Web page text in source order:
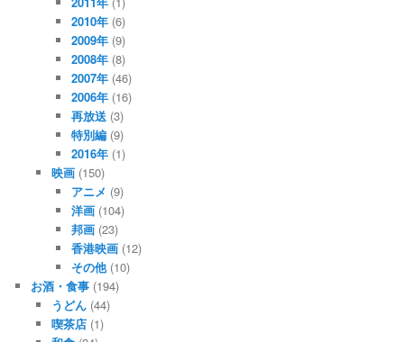
2010年 (6)
2009年 (9)
2008年 (8)
2007年 (46)
2006年 (16)
再放送 (3)
特別編 (9)
2016年 (1)
映画(150)
アニメ (9)
洋画 (104)
邦画 (23)
香港映画 (12)
その他(10)
お酒・食事 (194)
うどん(44)
喫茶店(1)